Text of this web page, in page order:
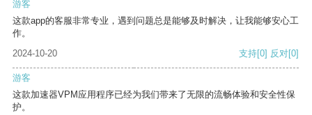
游客
这款app的客服非常专业，遇到问题总是能够及时解决，让我能够安心工
作。
2024-10-20
支持[0] 反对[0]
游客
这款加速器VPM应用程序已经为我们带来了无限的流畅体验和安全性保
护。